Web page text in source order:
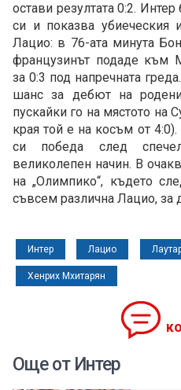
остави резултата 0:2.
си и показва убиеческия
Лацио: в 76-ата минута
французинът подаде към
за 0:3 под напречната
шанс за дебют на
пускайки го на мястото на
края той е на косъм от
си победа след
великолепен начин. В
на „Олимпико“, където
съвсем различна Лацио, за
Интер Лацио
Хенрих Мхитарян
Още от Интер